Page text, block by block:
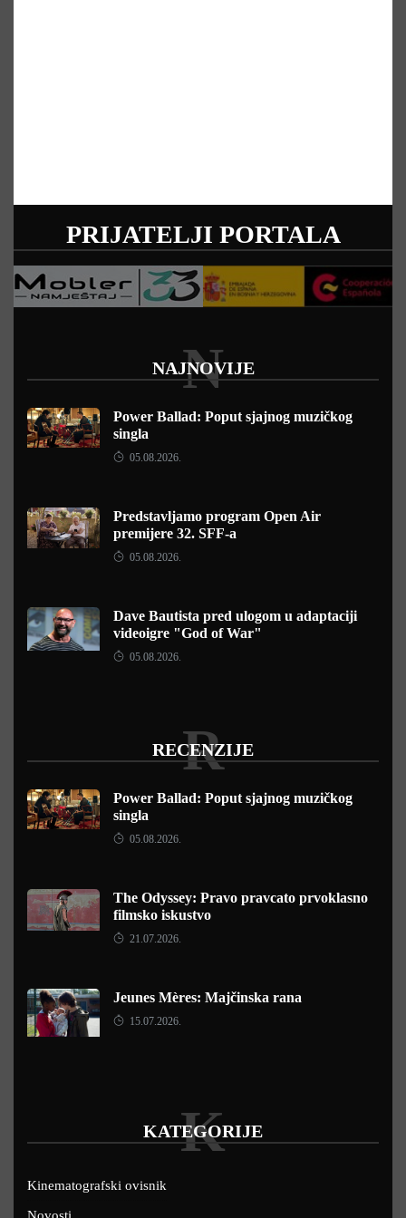
PRIJATELJI PORTALA
NAJNOVIJE
N
Power Ballad: Poput sjajnog muzičkog
singla
05.08.2026.
Predstavljamo program Open Air
premijere 32. SFF-a
05.08.2026.
Dave Bautista pred ulogom u adaptaciji
videoigre "God of War"
05.08.2026.
RECENZIJE
R
Power Ballad: Poput sjajnog muzičkog
singla
05.08.2026.
The Odyssey: Pravo pravcato prvoklasno
filmsko iskustvo
21.07.2026.
Jeunes Mères: Majčinska rana
15.07.2026.
KATEGORIJE
K
Kinematografski ovisnik
Novosti